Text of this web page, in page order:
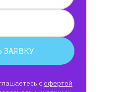
ЗАЯВКУ
с офертой